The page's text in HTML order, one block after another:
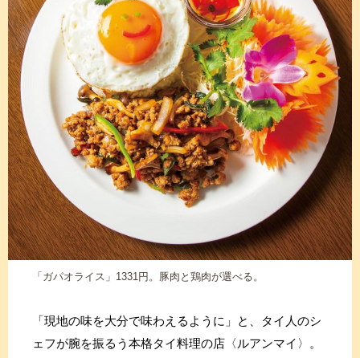
「ガパオライス」1331円。豚肉と鶏肉が選べる。
「現地の味を大分で味わえるように」と、タイ人のシ
ェフが腕を振るう本格タイ料理の店〈ルアンマイ〉。